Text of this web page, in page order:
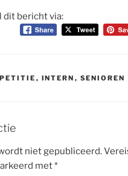
dit bericht via:
, INTERN , SENIOREN
niet gepubliceerd.
met*